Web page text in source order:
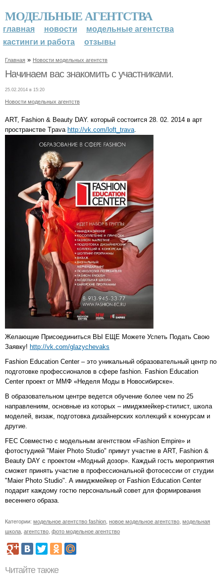
МОДЕЛЬНЫЕ АГЕНТСТВА
главная новости
модельные агентства
кастинги и работа
отзывы
Главная » Новости модельных агентств
Начинаем вас знакомить с участниками.
25.02.2014 в 15:20
Новости модельных агентств
ART, Fashion & Beauty DAY. который состоится 28. 02. 2014 в арт
пространстве Tpava http://vk.com/loft_trava
Желающие Присоединиться ВЫ ЕЩЕ Можете Успеть Подать Свою
Заявку! http://vk.com/glazychevaks
Fashion Education Center – это уникальный образовательный центр по
подготовке профессионалов в сфере fashion. Fashion Education
Center проект от ММФ «Неделя Моды в Новосибирске».
В образовательном центре ведется обучение более чем по 25
направлениям, основные из которых – имиджмейкер-стилист, школа
моделей, визаж, подготовка дизайнерских коллекций к конкурсам и
другие.
FEC Совместно с модельным агентством «Fashion Empire» и
фотостудией "Maier Photo Studio" примут участие в ART, Fashion &
Beauty DAY с проектом «Модный дозор». Каждый гость мероприятия
сможет принять участие в профессиональной фотосессии от студии
"Maier Photo Studiо". А имиджмейкер от Fashion Education Center
подарит каждому гостю персональный совет для формирования
весеннего образа.
Категории: модельное агентство fashion новое модельное агентство модельная
школа агентство фото модельное агентство
Читайте также